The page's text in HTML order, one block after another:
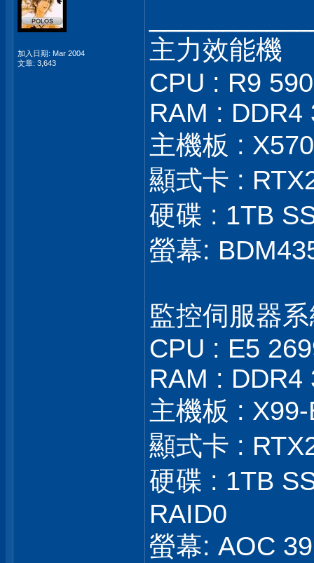
加入日期: Mar 2004
文章: 3,643
主力效能機
CPU : R9
RAM : DDR4
主機板 :
顯式卡 :
硬碟 : 1TB
螢幕:
監控伺服器
CPU : E5
RAM : DDR4
主機板 : X99-
顯式卡 :
硬碟 : 1TB
RAID0
螢幕: AOC